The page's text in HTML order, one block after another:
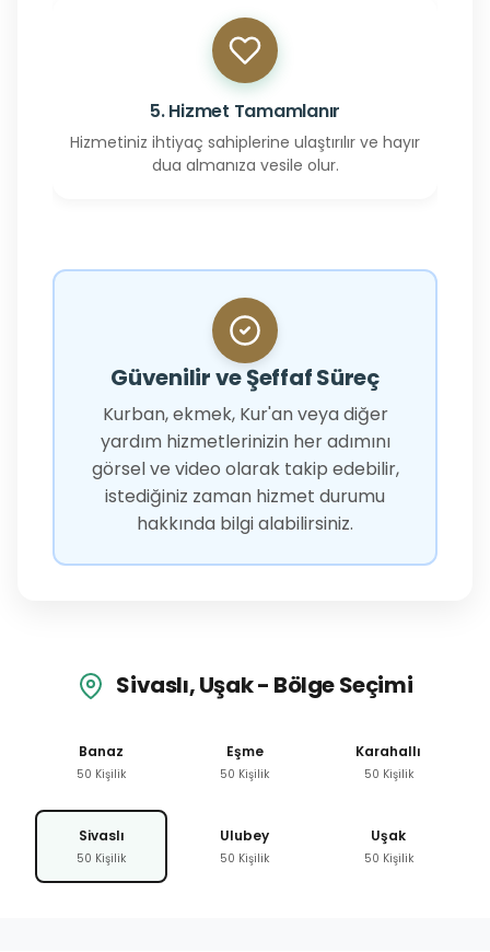
5. Hizmet Tamamlanır
Hizmetiniz ihtiyaç sahiplerine ulaştırılır ve hayır
dua almanıza vesile olur.
Güvenilir ve Şeffaf Süreç
Kurban, ekmek, Kur'an veya diğer
yardım hizmetlerinizin her adımını
görsel ve video olarak takip edebilir,
istediğiniz zaman hizmet durumu
hakkında bilgi alabilirsiniz.
Sivaslı, Uşak - Bölge Seçimi
Banaz
50 Kişilik
Eşme
50 Kişilik
Karahallı
50 Kişilik
Sivaslı
50 Kişilik
Ulubey
50 Kişilik
Uşak
50 Kişilik